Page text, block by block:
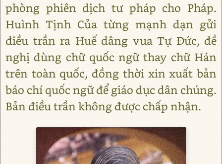
phòng phiên dịch tư pháp cho Pháp.
Huình Tịnh Của từng mạnh dạn gửi
điều trần ra Huế dâng vua Tự Đức, đề
nghị dùng chữ quốc ngữ thay chữ Hán
trên toàn quốc, đồng thời xin xuất bản
báo chí quốc ngữ để giáo dục dân chúng.
Bản điều trần không được chấp nhận.